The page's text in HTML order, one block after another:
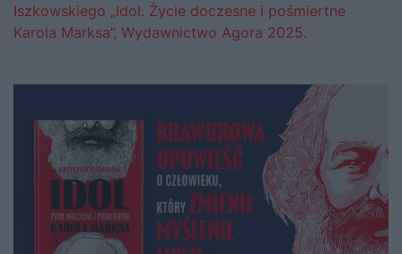
Iszkowskiego „Idol. Życie doczesne i pośmiertne
Karola Marksa”, Wydawnictwo Agora 2025.